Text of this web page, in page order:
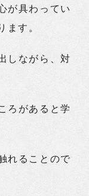
が具わってい
ます。
しながら、対
ろがあると学
れることので